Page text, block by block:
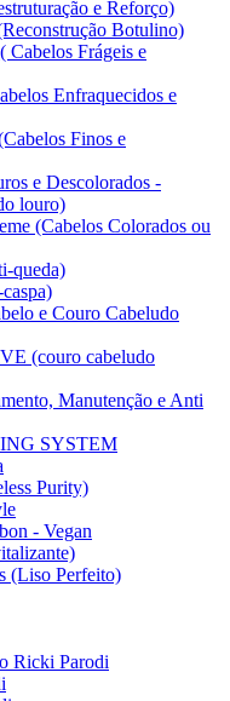
e Reforço)
Botulino)
Cabelos Frágeis e
Enfraquecidos e
Finos e
e Descolorados -
louro)
(Cabelos Colorados ou
queda)
e Couro Cabeludo
(couro cabeludo
Manutenção e Anti
SYSTEM
Purity)
- Vegan
(Liso Perfeito)
Ricki Parodi